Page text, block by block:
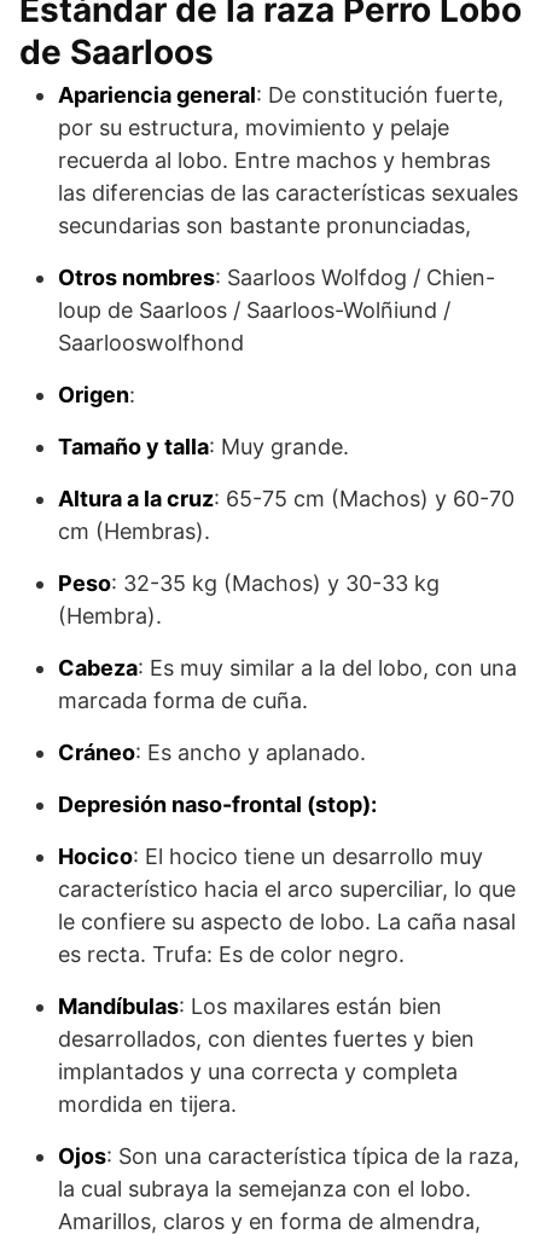
Estándar de la raza Perro Lobo
de Saarloos
Apariencia general: De constitución fuerte,
por su estructura, movimiento y pelaje
recuerda al lobo. Entre machos y hembras
las diferencias de las características sexuales
secundarias son bastante pronunciadas,
Otros nombres: Saarloos Wolfdog / Chien-
loup de Saarloos / Saarloos-Wolñiund /
Saarlooswolfhond
Origen:
Tamaño y talla: Muy grande.
Altura a la cruz: 65-75 cm (Machos) y 60-70
cm (Hembras).
Peso: 32-35 kg (Machos) y 30-33 kg
(Hembra).
Cabeza: Es muy similar a la del lobo, con una
marcada forma de cuña.
Cráneo: Es ancho y aplanado.
Depresión naso-frontal (stop):
Hocico: El hocico tiene un desarrollo muy
característico hacia el arco su­perciliar, lo que
le confiere su aspecto de lobo. La caña nasal
es recta. Trufa: Es de color negro.
Mandíbulas: Los maxilares están bien
desarrollados, con dientes fuertes y bien
implantados y una correcta y completa
mordida en tijera.
Ojos: Son una característica típica de la raza,
la cual subraya la semejanza con el lobo.
Amarillos, claros y en forma de almendra,